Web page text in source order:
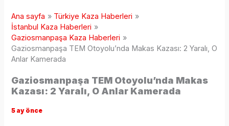
Ana sayfa
Türkiye Kaza Haberleri
İstanbul Kaza Haberleri
Gaziosmanpaşa Kaza Haberleri
Gaziosmanpaşa TEM Otoyolu’nda Makas Kazası: 2 Yaralı, O
Anlar Kamerada
Gaziosmanpaşa TEM Otoyolu’nda Makas
Kazası: 2 Yaralı, O Anlar Kamerada
5 ay önce